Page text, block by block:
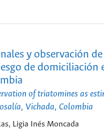
y observación
de domiciliación
of triatomines as
Vichada, Colombia
Ligia Inés Moncada